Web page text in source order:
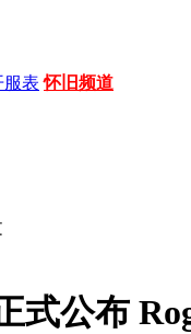
服表 怀旧频道
式公布